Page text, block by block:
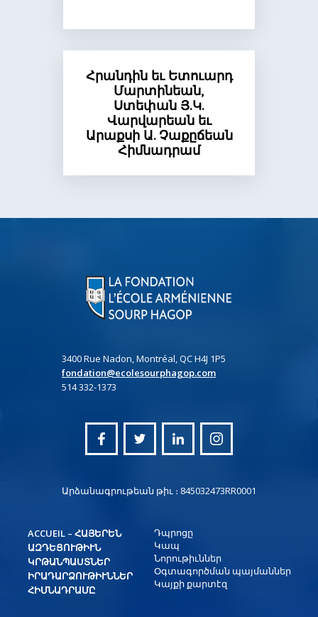
Հրանդին եւ Ետուարդ
Մարտինեան,
Ստեփան Յ.Կ.
Վարվարեան եւ
Արաքսի Ա. Չաքըճեան
Հիմնադրամ
3400 Rue Nadon, Montréal, QC H4J 1P5
fondation@ecolesourphagop.com
514 332-1373
Արձանագրութեան թիւ ։ 845032473RR0001
ACCUEIL – ՀԱՅԵՐԵՆ
ԱԶԴԵՑՈՒԹԻՒՆ
ԿՐԹԱՆՊԱՍՏՆԵՐ
ԻՐԱԴԱՐՁՈՒԹԻՒՆՆԵՐ
ՀԻՄՆԱԴՐԱՄԸ
Դպրոցը
Կապ
Նորութիւններ
Օգտագործման պայմաններ
Կայքի քարտէզ